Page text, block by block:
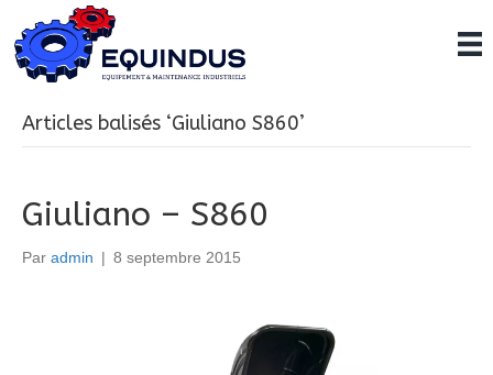
Articles balisés ‘Giuliano S860’
Giuliano – S860
Par admin | 8 septembre 2015